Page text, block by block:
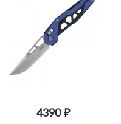
4390 ₽